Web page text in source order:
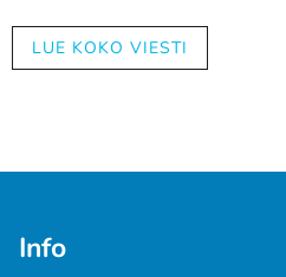
vesipohjainen maali, ja
Yleensä laadukkaampi maali
maalauksen laajuus. Jos haluat
Kolmas tekijä on valittu maalin
LUE KOKO VIESTI
Info